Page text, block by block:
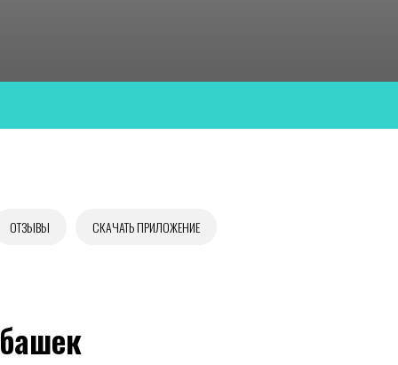
ОТЗЫВЫ СКАЧАТЬ ПРИЛОЖЕНИЕ